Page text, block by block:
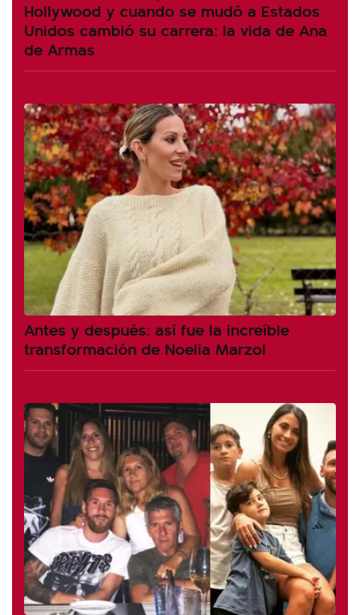
Hollywood y cuando se mudó a Estados
Unidos cambió su carrera: la vida de Ana
de Armas
Antes y después: así fue la increíble
transformación de Noelia Marzol